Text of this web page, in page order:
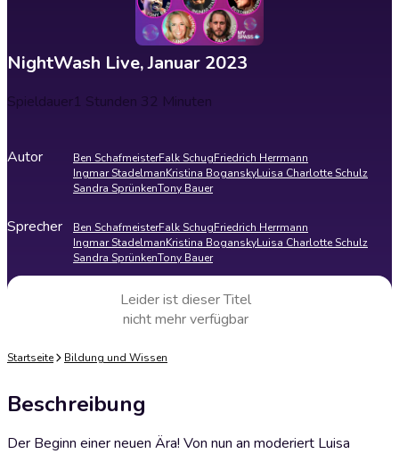
NightWash Live, Januar 2023
Spieldauer1 Stunden 32 Minuten
Autor Ben SchafmeisterFalk SchugFriedrich Herrmann
Ingmar StadelmanKristina BoganskyLuisa Charlotte Schulz
Sandra SprünkenTony Bauer
Sprecher Ben SchafmeisterFalk SchugFriedrich Herrmann
Ingmar StadelmanKristina BoganskyLuisa Charlotte Schulz
Sandra SprünkenTony Bauer
Leider ist dieser Titel
nicht mehr verfügbar
Startseite Bildung und Wissen
Beschreibung
Der Beginn einer neuen Ära! Von nun an moderiert Luisa